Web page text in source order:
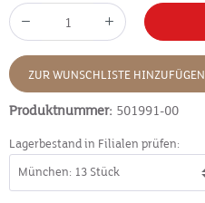
ZUR WUNSCHLISTE HINZUFÜGEN
Produktnummer: 501991-00
Lagerbestand in Filialen prüfen: